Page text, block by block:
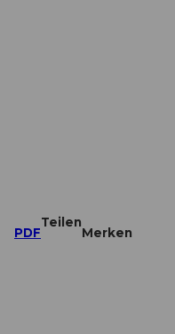
PDF
Teilen
Merken